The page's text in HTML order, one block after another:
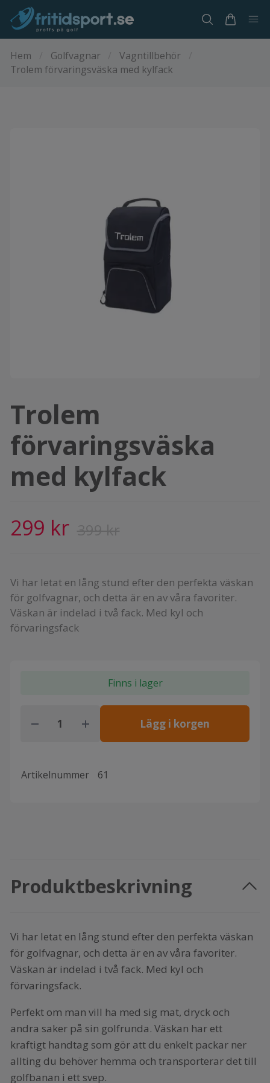
Hem Golfvagnar Vagntillbehör
Trolem förvaringsväska med kylfack
Trolem
förvaringsväska
med kylfack
299 kr
Vi har letat en lång stund efter den perfekta väskan
för golfvagnar, och detta är en av våra favoriter.
Väskan är indelad i två fack. Med kyl och
förvaringsfack
Finns i lager
Lägg i korgen
Artikelnummer 61
Produktbeskrivning
Vi har letat en lång stund efter den perfekta väskan
för golfvagnar, och detta är en av våra favoriter.
Väskan är indelad i två fack. Med kyl och
förvaringsfack.
Perfekt om man vill ha med sig mat, dryck och
andra saker på sin golfrunda. Väskan har ett
kraftigt handtag som gör att du enkelt packar ner
allting du behöver hemma och transporterar det till
golfbanan i ett svep.